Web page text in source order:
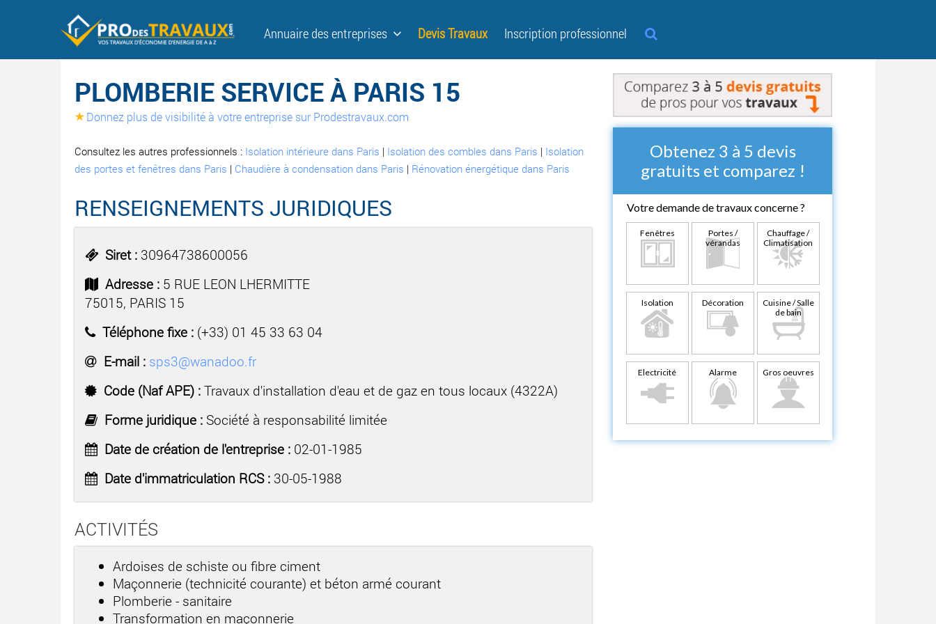
Annuaire des entreprises Devis Travaux Inscription professionnel
PLOMBERIE SERVICE À PARIS 15
Donnez plus de visibilité à votre entreprise sur Prodestravaux.com
Consultez les autres professionnels : Isolation intérieure dans Paris | Isolation des combles dans Paris | Isolation
des portes et fenêtres dans Paris | Chaudière à condensation dans Paris | Rénovation énergétique dans Paris
RENSEIGNEMENTS JURIDIQUES
Siret : 30964738600056
Adresse : 5 RUE LEON LHERMITTE
75015, PARIS 15
Téléphone fixe : (+33) 01 45 33 63 04
E-mail : sps3@wanadoo.fr
Code (Naf APE) : Travaux d'installation d'eau et de gaz en tous locaux (4322A)
Forme juridique : Société à responsabilité limitée
Date de création de l'entreprise : 02-01-1985
Date d'immatriculation RCS : 30-05-1988
ACTIVITÉS
Ardoises de schiste ou fibre ciment
Maçonnerie (technicité courante) et béton armé courant
Plomberie - sanitaire
Transformation en maçonnerie
Obtenez 3 à 5 devis
gratuits et comparez !
Votre demande de travaux concerne ?
Fenêtres
Portes /
vérandas
Chauffage /
Climatisation
Isolation Décoration
Cuisine / Salle
de bain
Electricité Alarme Gros oeuvres